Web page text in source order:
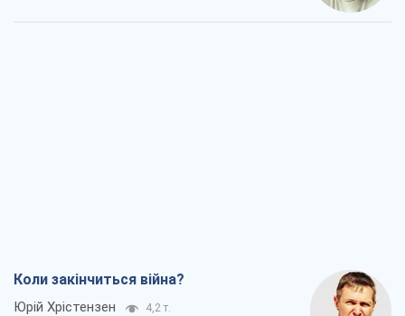
Коли закінчиться війна?
Юрій Хрістензен 4,2 т.